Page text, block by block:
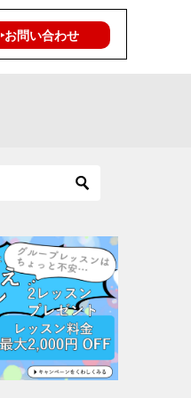
‣お問い合わせ